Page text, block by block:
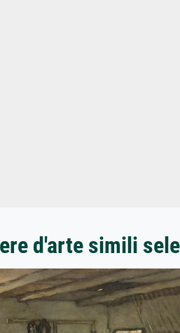
d'arte simili